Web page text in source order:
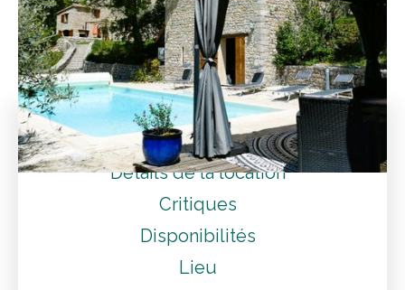
Plaisians
Profitez de la beauté de la nature dans cette maison de
vacances pour 10 personnes
Tarifs
Détails de la location
Critiques
Disponibilités
Lieu